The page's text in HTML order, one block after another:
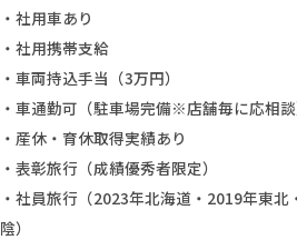
・社用車あり
・社用携帯支給
・車両持込手当（3万円）
・車通勤可（駐車場完備※店舗毎に応相談
・産休・育休取得実績あり
・表彰旅行（成績優秀者限定）
・社員旅行（2023年北海道・2019年東
陰）